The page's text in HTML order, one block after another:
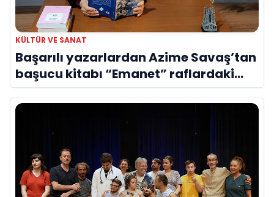
KÜLTÜR VE SANAT
Başarılı yazarlardan Azime Savaş’tan
başucu kitabı “Emanet” raflardaki
yerini aldı